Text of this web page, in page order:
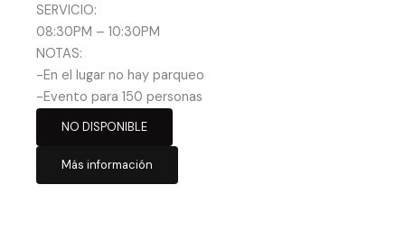
SERVICIO:
08:30PM – 10:30PM
NOTAS:
-En el lugar no hay parqueo
-Evento para 150 personas
NO DISPONIBLE
Más información